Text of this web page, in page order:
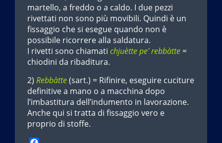
martello, a freddo o a caldo. I due pezzi
rivettati non sono più movibili. Quindi è un
fissaggio che si esegue quando non è
possibile ricorrere alla saldatura.
I rivetti sono chiamati chjuètte pe’ rebbàtte =
chiodini da ribaditura.
2) Rebbàtte(sart.) = Rifinire, eseguire cuciture
definitive a mano o a macchina dopo
l’imbastitura dell’indumento in lavorazione.
Anche qui si tratta di fissaggio vero e
proprio di stoffe.